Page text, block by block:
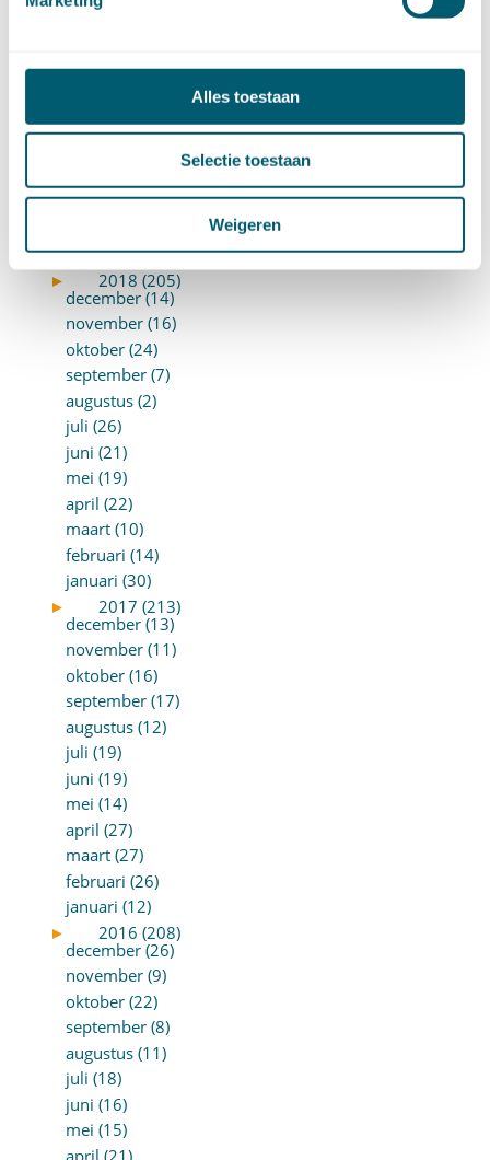
Alles toestaan
Selectie toestaan
Weigeren
augustus (10)
juni (10)
maart (10)
januari (24)
►
2018 (205)
december (14)
november (16)
oktober (24)
september (7)
augustus (2)
juli (26)
juni (21)
mei (19)
april (22)
maart (10)
februari (14)
januari (30)
►
2017 (213)
december (13)
november (11)
oktober (16)
september (17)
augustus (12)
juli (19)
juni (19)
mei (14)
april (27)
maart (27)
februari (26)
januari (12)
►
2016 (208)
december (26)
november (9)
oktober (22)
september (8)
augustus (11)
juli (18)
juni (16)
mei (15)
april (21)